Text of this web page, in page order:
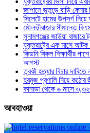
জাপানে ভুতুড়ে বাড়ি কেনার
সিলেটে হামের উপসর্গ
মৌলভীবাজার সীমান্তে
সুনামগঞ্জের জাউয়া বাজারে
যুক্তরাষ্ট্রে এক মাসে আটক
কিডনি বিকল শিক্ষার্থীর
আগস্ট
ত্বকী হত্যার বিচার
হরমুজ প্রণালি নিয়ে কঠোর
কানাডা থেকে ৬ মাসে
আবহাওয়া